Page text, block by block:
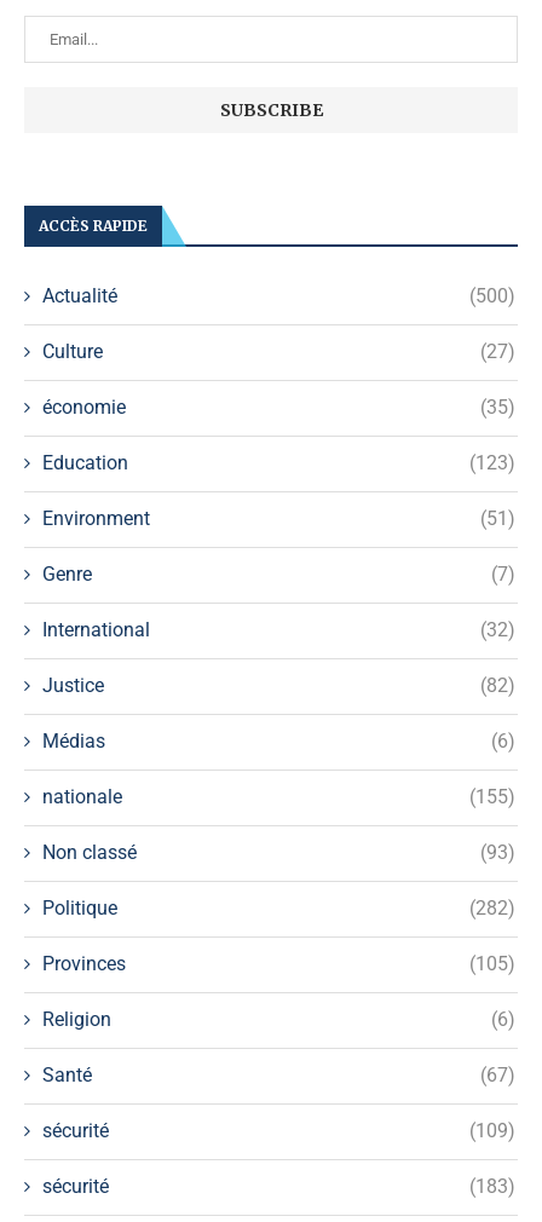
ACCÈS RAPIDE
Actualité (500)
Culture (27)
économie (35)
Education (123)
Environment (51)
Genre (7)
International (32)
Justice (82)
Médias (6)
nationale (155)
Non classé (93)
Politique (282)
Provinces (105)
Religion (6)
Santé (67)
sécurité (109)
sécurité (183)